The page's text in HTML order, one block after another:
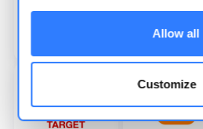
Allow all
Customize